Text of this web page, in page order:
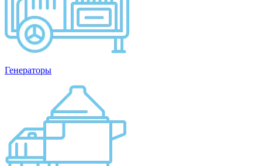
Генераторы